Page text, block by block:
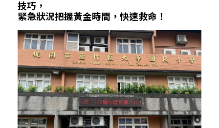
技巧，
緊急狀況把握黃金時間，快速救命！